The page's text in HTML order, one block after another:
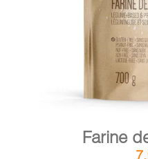
Farine